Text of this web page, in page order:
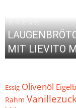
☆☆☆☆☆
MIT LIEVITO
Essig Olivenöl Eigelb
Rahm